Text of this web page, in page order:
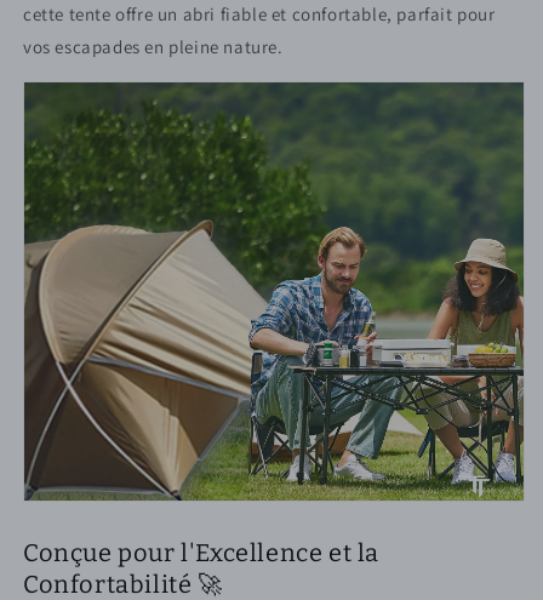
cette tente offre un abri fiable et confortable, parfait pour
vos escapades en pleine nature.
Conçue pour l'Excellence et la
Confortabilité 🚀